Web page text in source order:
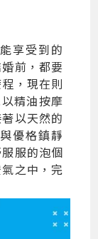
享受到的
前，都要
，現在則
精油按摩
以天然的
優格鎮靜
服的泡個
之中，完